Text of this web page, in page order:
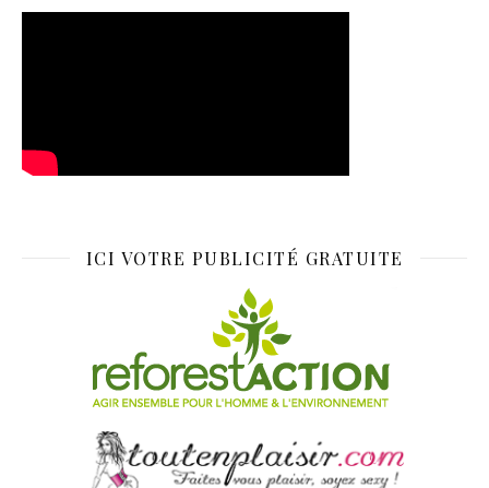
ICI VOTRE PUBLICITÉ GRATUITE